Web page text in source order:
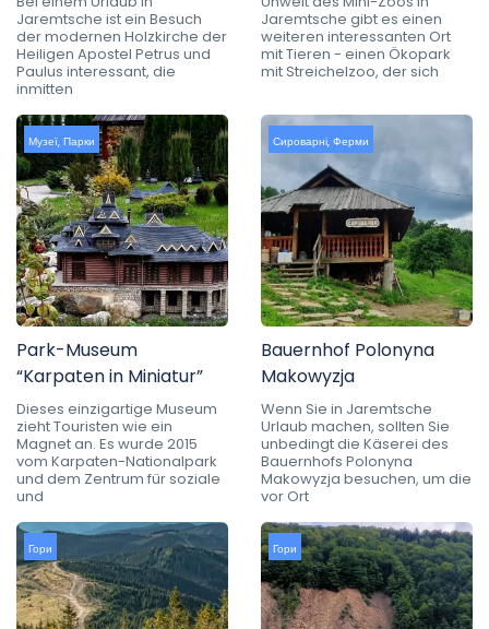
Jaremtsche ist ein Besuch
der modernen Holzkirche der
Heiligen Apostel Petrus und
Paulus interessant, die
inmitten
Jaremtsche gibt es einen
weiteren interessanten Ort
mit Tieren - einen Ökopark
mit Streichelzoo, der sich
Музеї, Парки
Park-Museum
“Karpaten in Miniatur”
Dieses einzigartige Museum
zieht Touristen wie ein
Magnet an. Es wurde 2015
vom Karpaten-Nationalpark
und dem Zentrum für soziale
und
Сироварні, Ферми
Bauernhof Polonyna
Makowyzja
Wenn Sie in Jaremtsche
Urlaub machen, sollten Sie
unbedingt die Käserei des
Bauernhofs Polonyna
Makowyzja besuchen, um die
vor Ort
Гори Гори